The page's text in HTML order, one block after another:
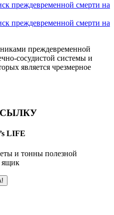
преждевременной смерти на
преждевременной смерти на
преждевременной
сосудистой системы и
является чрезмерное
LIFE
и тонны полезной
ящик